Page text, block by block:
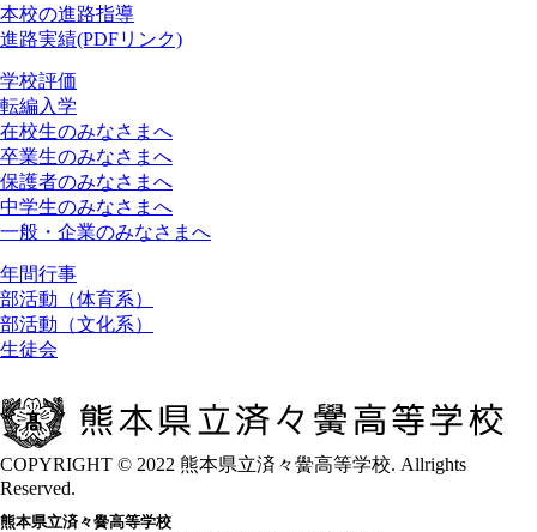
本校の進路指導
進路実績(PDFリンク)
学校評価
転編入学
在校生のみなさまへ
卒業生のみなさまへ
保護者のみなさまへ
中学生のみなさまへ
一般・企業のみなさまへ
年間行事
部活動（体育系）
部活動（文化系）
生徒会
COPYRIGHT © 2022 熊本県立済々黌高等学校. Allrights
Reserved.
熊本県立済々黌高等学校